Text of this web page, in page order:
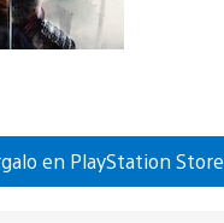
en PlayStation Store